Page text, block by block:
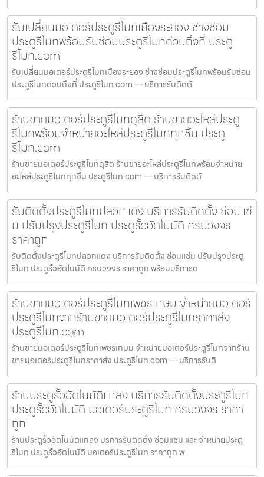
รับเปลี่ยนมอเตอร์ประตูรีโมทเมืองระยอง ช่างซ่อม
ประตูรีโมทพร้อมรับซ่อมประตูรีโมทด่วนถึงที่ ประตู
รีโมท.com
รับเปลี่ยนมอเตอร์ประตูรีโมทเมืองระยอง ช่างซ่อมประตูรีโมทพร้อมรับซ่อม
ประตูรีโมทด่วนถึงที่ ประตูรีโมท.com — บริการรับติดตั
ร้านขายมอเตอร์ประตูรีโมทดุสิต ร้านขายอะไหล่ประตู
รีโมทพร้อมจำหน่ายอะไหล่ประตูรีโมททุกชิ้น ประตู
รีโมท.com
ร้านขายมอเตอร์ประตูรีโมทดุสิต ร้านขายอะไหล่ประตูรีโมทพร้อมจำหน่าย
อะไหล่ประตูรีโมททุกชิ้น ประตูรีโมท.com — บริการรับติดตั
รับติดตั้งประตูรีโมทปลวกแดง บริการรับติดตั้ง ซ่อมแซ่
ม ปรับปรุงประตูรีโมท ประตูรั้วอัตโนมัติ ครบวงจร
ราคาถูก
รับติดตั้งประตูรีโมทปลวกแดง บริการรับติดตั้ง ซ่อมแซ่ม ปรับปรุงประตู
รีโมท ประตูรั้วอัตโนมัติ ครบวงจร ราคาถูก พร้อมบริการด
ร้านขายมอเตอร์ประตูรีโมทเพชรเกษม จำหน่ายมอเตอร์
ประตูรีโมทจากร้านขายมอเตอร์ประตูรีโมทราคาส่ง
ประตูรีโมท.com
ร้านขายมอเตอร์ประตูรีโมทเพชรเกษม จำหน่ายมอเตอร์ประตูรีโมทจากร้าน
ขายมอเตอร์ประตูรีโมทราคาส่ง ประตูรีโมท.com — บริการรับติ
ร้านประตูรั้วอัตโนมัติแกลง บริการรับติดตั้งประตูรีโมท
ประตูรั้วอัตโนมัติ มอเตอร์ประตูรีโมท ครบวงจร ราคา
ถูก
ร้านประตูรั้วอัตโนมัติแกลง บริการรับติดตั้ง ซ่อมแซม และ จำหน่ายประตู
รีโมท ประตูรั้วอัตโนมัติ มอเตอร์ประตูรีโมท ราคาถูก พ